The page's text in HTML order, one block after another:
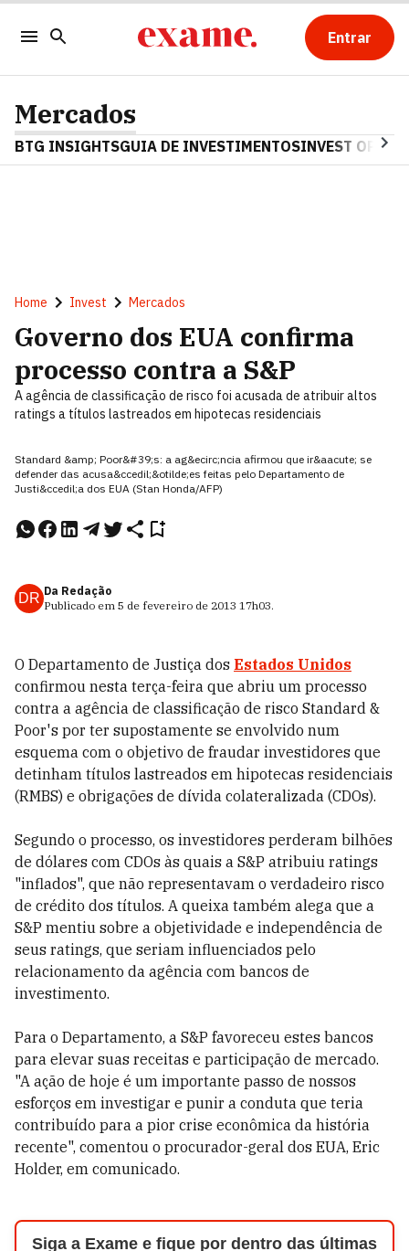
Entrar
Mercados
BTG INSIGHTSGUIA DE INVESTIMENTOSINVEST OPINA
Home Invest Mercados
Governo dos EUA confirma
processo contra a S&P
A agência de classificação de risco foi acusada de atribuir altos
ratings a títulos lastreados em hipotecas residenciais
Standard &amp; Poor&#39;s: a ag&ecirc;ncia afirmou que ir&aacute; se
defender das acusa&ccedil;&otilde;es feitas pelo Departamento de
Justi&ccedil;a dos EUA (Stan Honda/AFP)
DR Da Redação
Publicado em 5 de fevereiro de 2013 17h03.
O Departamento de Justiça dos Estados Unidos
confirmou nesta terça-feira que abriu um processo
contra a agência de classificação de risco Standard &
Poor's por ter supostamente se envolvido num
esquema com o objetivo de fraudar investidores que
detinham títulos lastreados em hipotecas residenciais
(RMBS) e obrigações de dívida colateralizada (CDOs).
Segundo o processo, os investidores perderam bilhões
de dólares com CDOs às quais a S&P atribuiu ratings
"inflados", que não representavam o verdadeiro risco
de crédito dos títulos. A queixa também alega que a
S&P mentiu sobre a objetividade e independência de
seus ratings, que seriam influenciados pelo
relacionamento da agência com bancos de
investimento.
Para o Departamento, a S&P favoreceu estes bancos
para elevar suas receitas e participação de mercado.
"A ação de hoje é um importante passo de nossos
esforços em investigar e punir a conduta que teria
contribuído para a pior crise econômica da história
recente", comentou o procurador-geral dos EUA, Eric
Holder, em comunicado.
Siga a Exame e fique por dentro das últimas